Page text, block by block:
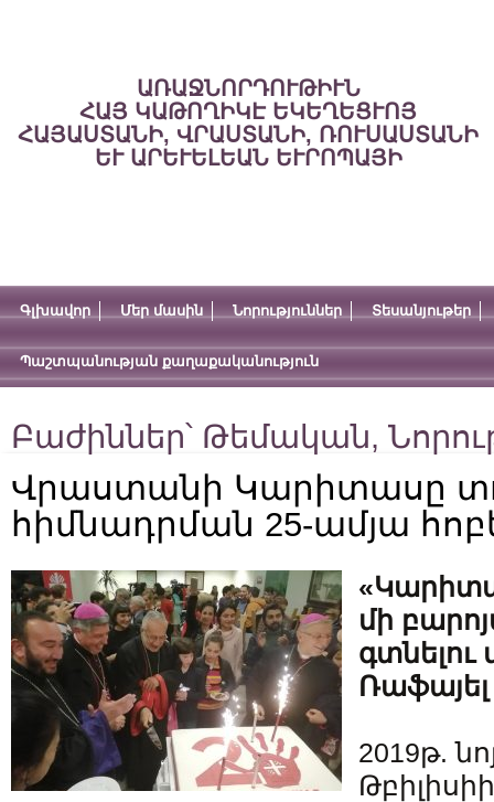
ԱՌԱՋՆՈՐԴՈՒԹԻՒՆ
ՀԱՅ ԿԱԹՈՂԻԿԷ ԵԿԵՂԵՑՒՈՅ
ՀԱՅԱՍՏԱՆԻ, ՎՐԱՍՏԱՆԻ, ՌՈՒՍԱՍՏԱՆԻ
ԵՒ ԱՐԵՒԵԼԵԱՆ ԵՒՐՈՊԱՅԻ
Գլխավոր Մեր մասին Նորություններ Տեսանյութեր
Պաշտպանության քաղաքականություն
Բաժիններ՝ Թեմական,
Վրաստանի Կարիտասը
հիմնադրման 25-ամյա
մի
2019թ.